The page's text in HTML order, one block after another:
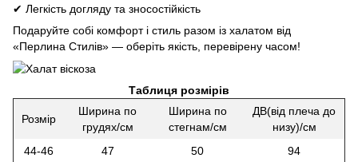
✔ Легкість догляду та зносостійкість
Подаруйте собі комфорт і стиль разом із халатом від
«Перлина Стилів» — оберіть якість, перевірену часом!
Таблиця розмірів
Розмір
Ширина по
грудях/см
Ширина по
стегнам/см
ДВ(від плеча до
низу)/см
44-46
47 50
94